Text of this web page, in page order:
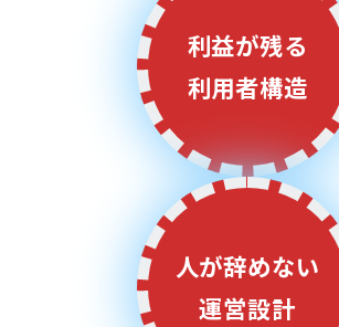
利益が残る
利用者構造
人が辞めない
運営設計